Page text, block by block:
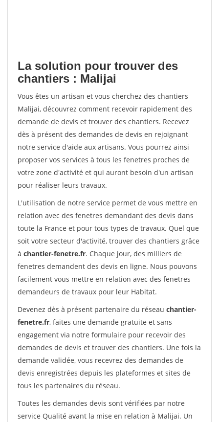
La solution pour trouver des
chantiers : Malijai
Vous êtes un artisan et vous cherchez des chantiers
Malijai, découvrez comment recevoir rapidement des
demande de devis et trouver des chantiers. Recevez
dès à présent des demandes de devis en rejoignant
notre service d'aide aux artisans. Vous pourrez ainsi
proposer vos services à tous les fenetres proches de
votre zone d'activité et qui auront besoin d'un artisan
pour réaliser leurs travaux.
L'utilisation de notre service permet de vous mettre en
relation avec des fenetres demandant des devis dans
toute la France et pour tous types de travaux. Quel que
soit votre secteur d'activité, trouver des chantiers grâce
à chantier-fenetre.fr. Chaque jour, des milliers de
fenetres demandent des devis en ligne. Nous pouvons
facilement vous mettre en relation avec des fenetres
demandeurs de travaux pour leur Habitat.
Devenez dès à présent partenaire du réseau chantier-
fenetre.fr, faites une demande gratuite et sans
engagement via notre formulaire pour recevoir des
demandes de devis et trouver des chantiers. Une fois la
demande validée, vous recevrez des demandes de
devis enregistrées depuis les plateformes et sites de
tous les partenaires du réseau.
Toutes les demandes devis sont vérifiées par notre
service Qualité avant la mise en relation à Malijai. Un